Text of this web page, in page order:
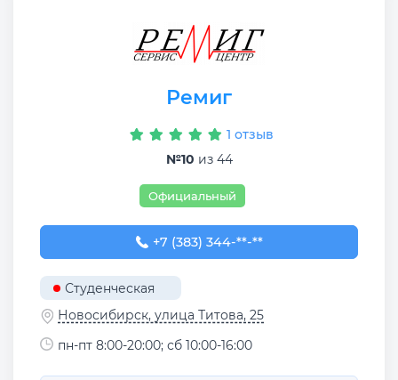
Ремиг
1 отзыв
№10 из 44
Официальный
+7 (383) 344-30-68
+7 (383) 344-**-**
Студенческая
Новосибирск, улица Титова, 25
пн-пт 8:00-20:00; сб 10:00-16:00